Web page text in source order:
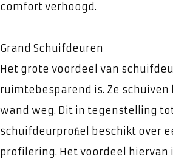
comfort verhoogd.
Grand Schuifdeuren
Het grote voordeel van
ruimtebesparend is. Ze schuiven
wand weg. Dit in tegenstelling
schuifdeurproﬁel beschikt over
profilering. Het voordeel hiervan